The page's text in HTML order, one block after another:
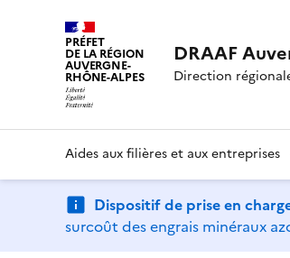
PRÉFET
DE LA RÉGION
AUVERGNE-
RHÔNE-ALPES
DRAAF
Direction
Aides aux filières et aux entreprises
Dispositif de prise en
surcoût des engrais minéraux